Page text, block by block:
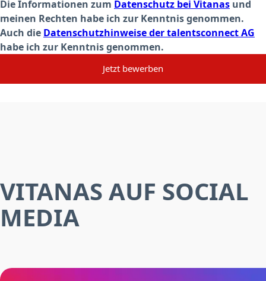
Die Informationen zum Datenschutz bei Vitanas und
meinen Rechten habe ich zur Kenntnis genommen.
Auch die Datenschutzhinweise der talentsconnect AG
habe ich zur Kenntnis genommen.
Jetzt bewerben
VITANAS AUF SOCIAL
MEDIA